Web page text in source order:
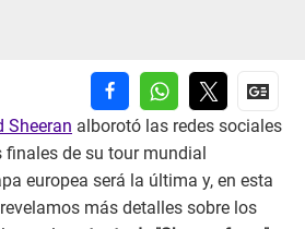
Sheeran alborotó las redes sociales
de su tour mundial
europea será la última y, en esta
más detalles sobre los